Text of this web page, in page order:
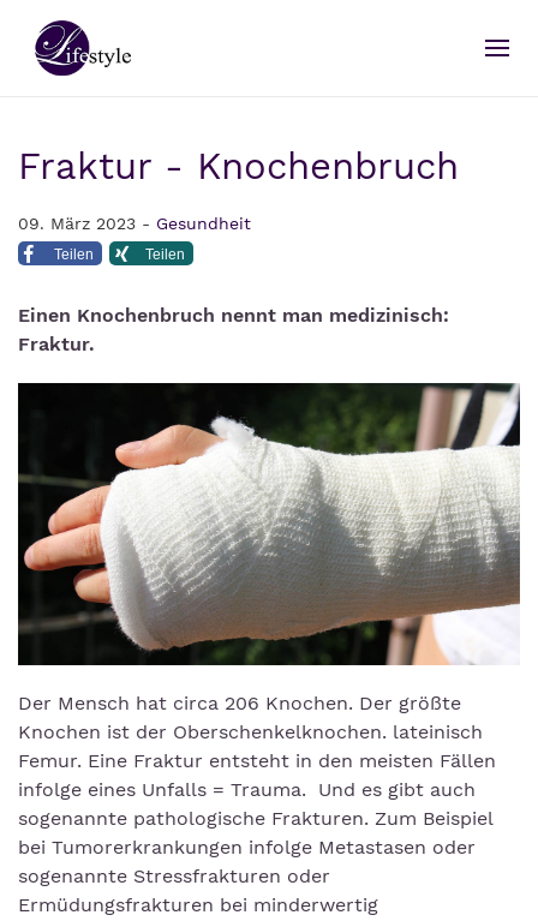
Fraktur - Knochenbruch
09. März 2023 - Gesundheit
Teilen Teilen
Einen Knochenbruch nennt man medizinisch:
Fraktur.
Der Mensch hat circa 206 Knochen. Der größte
Knochen ist der Oberschenkelknochen. lateinisch
Femur. Eine Fraktur entsteht in den meisten Fällen
infolge eines Unfalls = Trauma. Und es gibt auch
sogenannte pathologische Frakturen. Zum Beispiel
bei Tumorerkrankungen infolge Metastasen oder
sogenannte Stressfrakturen oder
Ermüdungsfrakturen bei minderwertig